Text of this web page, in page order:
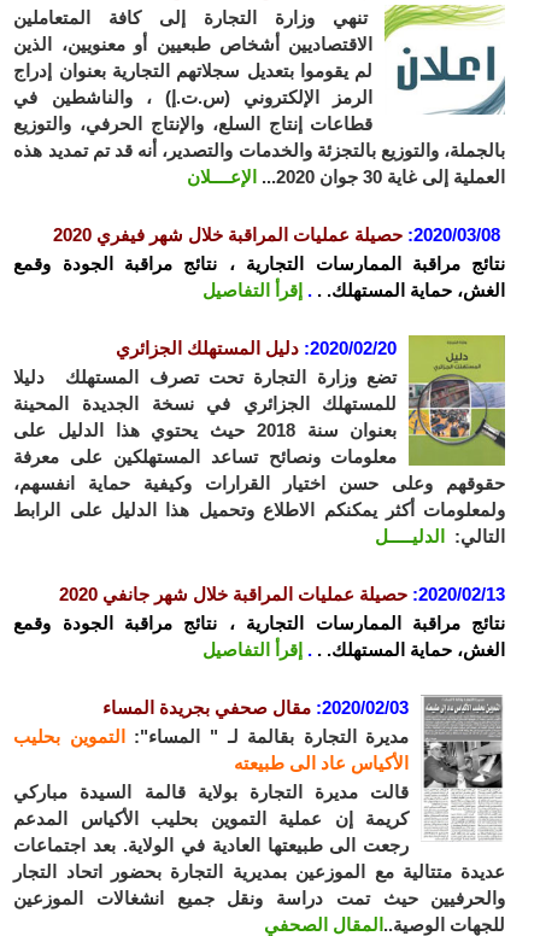
تنهي وزارة التجارة إلى كافة المتعاملين
الاقتصاديين أشخاص طبعيين أو معنويين، الذين
لم يقوموا بتعديل سجلاتهم التجارية بعنوان إدراج
الرمز الإلكتروني (س.ت.إ) ، والناشطين في
قطاعات إنتاج السلع، والإنتاج الحرفي، والتوزيع
والتوزيع بالتجزئة والخدمات والتصدير، أنه قد تم تمديد هذه
إلى غاية30 جوان 2020 ...الإعــــلان
2020/03/
:حصيلة عمليات المراقبة خلال شهر فيفري 2020
مراقبة الممارسات التجارية ، نتائج مراقبة الجودة وقمع
حماية المستهلك. ..إقرأ التفاصيل
2020/02/20
:دليل المستهلك الجزائري
تضع وزارة التجارة تحت تصرف المستهلك دليلا
للمستهلك الجزائري في نسخة الجديدة المحينة
بعنوان سنة 2018 حيث يحتوي هذا الدليل على
معلومات ونصائح تساعد المستهلكين على معرفة
وعلى حسن اختيار القرارات وكيفية حماية انفسهم،
أكثر يمكنكم الاطلاع وتحميل هذا الدليل على الرابط
الدليـــــل
2020/
:حصيلة عمليات المراقبة خلال شهر جانفي 2020
مراقبة الممارسات التجارية ، نتائج مراقبة الجودة وقمع
حماية المستهلك. ..إقرأ التفاصيل
2020/02/03: مقال صحفي بجريدة المساء
مديرة التجارة بقالمة لـ " المساء":التموين بحليب
الأكياس عاد الى طبيعته
قالت مديرة التجارة بولاية قالمة السيدة مباركي
كريمة إن عملية التموين بحليب الأكياس المدعم
رجعت الى طبيعتها العادية في الولاية. بعد اجتماعات
متتالية مع الموزعين بمديرية التجارة بحضور اتحاد التجار
حيث تمت دراسة ونقل جميع انشغالات الموزعين
الوصية..المقال الصحفي